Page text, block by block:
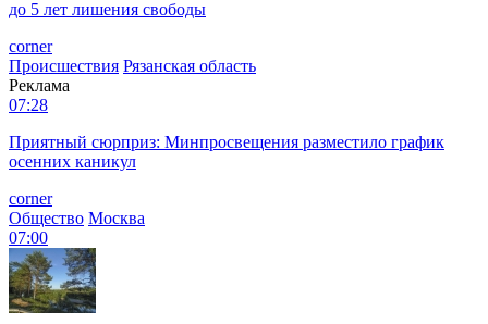
до 5 лет лишения свободы
corner
Происшествия Рязанская область
Реклама
07:28
Приятный сюрприз: Минпросвещения разместило график
осенних каникул
corner
Общество Москва
07:00